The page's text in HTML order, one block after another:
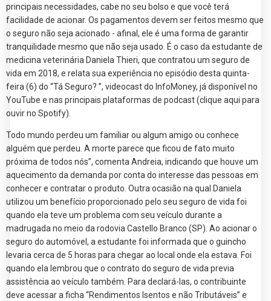
principais necessidades, cabe no seu bolso e que você terá
facilidade de acionar. Os pagamentos devem ser feitos mesmo que
o seguro não seja acionado - afinal, ele é uma forma de garantir
tranquilidade mesmo que não seja usado. É o caso da estudante de
medicina veterinária Daniela Thieri, que contratou um seguro de
vida em 2018, e relata sua experiência no episódio desta quinta-
feira (6) do “Tá Seguro? ”, videocast do InfoMoney, já disponível no
YouTube e nas principais plataformas de podcast (clique aqui para
ouvir no Spotify).
Todo mundo perdeu um familiar ou algum amigo ou conhece
alguém que perdeu. A morte parece que ficou de fato muito
próxima de todos nós”, comenta Andreia, indicando que houve um
aquecimento da demanda por conta do interesse das pessoas em
conhecer e contratar o produto. Outra ocasião na qual Daniela
utilizou um benefício proporcionado pelo seu seguro de vida foi
quando ela teve um problema com seu veículo durante a
madrugada no meio da rodovia Castello Branco (SP). Ao acionar o
seguro do automóvel, a estudante foi informada que o guincho
levaria cerca de 5 horas para chegar ao local onde ela estava. Foi
quando ela lembrou que o contrato do seguro de vida previa
assistência ao veículo também. Para declará-las, o contribuinte
deve acessar a ficha “Rendimentos Isentos e não Tributáveis” e